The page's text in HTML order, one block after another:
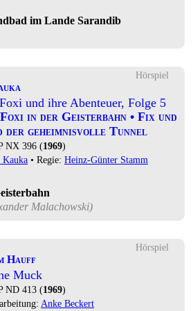
im Lande Sarandib
Hörspiel
und ihre Abenteuer, Folge 5
in der Geisterbahn • Fix und
der geheimnisvolle Tunnel
NX 396 (1969)
• Regie: Heinz-Günter Stamm
Malachowski)
Hörspiel
Hauff
Muck
ND 413 (1969)
Anke Beckert